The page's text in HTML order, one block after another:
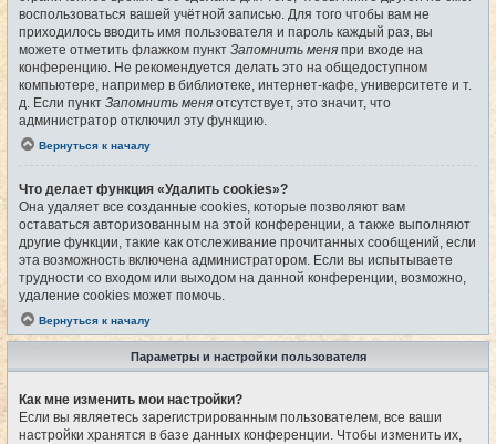
воспользоваться вашей учётной записью. Для того чтобы вам не
приходилось вводить имя пользователя и пароль каждый раз, вы
можете отметить флажком пункт Запомнить меня при входе на
конференцию. Не рекомендуется делать это на общедоступном
компьютере, например в библиотеке, интернет-кафе, университете и т.
д. Если пункт Запомнить меня отсутствует, это значит, что
администратор отключил эту функцию.
Вернуться к началу
Что делает функция «Удалить cookies»?
Она удаляет все созданные cookies, которые позволяют вам
оставаться авторизованным на этой конференции, а также выполняют
другие функции, такие как отслеживание прочитанных сообщений, если
эта возможность включена администратором. Если вы испытываете
трудности со входом или выходом на данной конференции, возможно,
удаление cookies может помочь.
Вернуться к началу
Параметры и настройки пользователя
Как мне изменить мои настройки?
Если вы являетесь зарегистрированным пользователем, все ваши
настройки хранятся в базе данных конференции. Чтобы изменить их,